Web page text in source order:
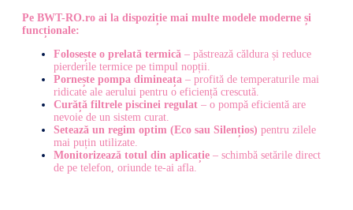
Pe BWT-RO.ro ai la dispoziție mai multe modele moderne și
funcționale:
Folosește o prelată termică – păstrează căldura și reduce
pierderile termice pe timpul nopții.
Pornește pompa dimineața – profită de temperaturile mai
ridicate ale aerului pentru o eficiență crescută.
Curăță filtrele piscinei regulat – o pompă eficientă are
nevoie de un sistem curat.
Setează un regim optim (Eco sau Silențios) pentru zilele
mai puțin utilizate.
Monitorizează totul din aplicație – schimbă setările direct
de pe telefon, oriunde te-ai afla.